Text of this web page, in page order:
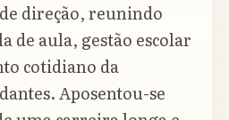
direção, reunindo
de aula, gestão escolar
cotidiano da
Aposentou-se